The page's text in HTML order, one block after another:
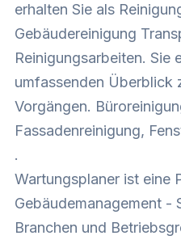
erhalten Sie als
Gebäudereinigung
Reinigungsarbeiten. Sie
umfassenden Überblick
Vorgängen.
Fassadenreinigung,
.
Wartungsplaner ist eine
Gebäudemanagement -
Branchen und